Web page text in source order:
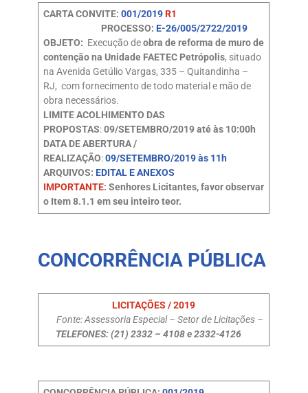
CARTA CONVITE: 001/2019R1
PROCESSO: E-26/005/2722/2019
OBJETO: Execução deobra de reforma de muro de
contenção na Unidade FAETEC Petrópolis, situado
na Avenida Getúlio Vargas, 335 – Quitandinha –
RJ, com fornecimento de todo material e mão de
obra necessários.
LIMITE ACOLHIMENTO DAS
PROPOSTAS:09/SETEMBRO/2019 até às 10:00h
DATA DE ABERTURA /
REALIZAÇÃO:09/SETEMBRO/2019 às 11h
ARQUIVOS: EDITAL E ANEXOS
IMPORTANTE: Senhores Licitantes, favor observar
o Item 8.1.1 em seu inteiro teor.
CONCORRÊNCIA PÚBLICA
LICITAÇÕES / 2019
Fonte: Assessoria Especial – Setor de Licitações –
TELEFONES: (21) 2332 – 4108 e 2332-4126